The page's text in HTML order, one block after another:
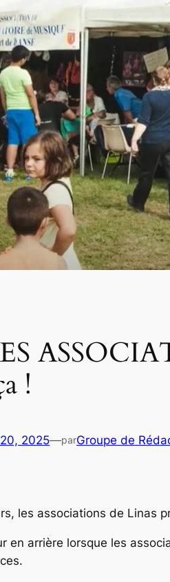
!
2025—parGroupe de
les associations de Linas
en arrière lorsque les